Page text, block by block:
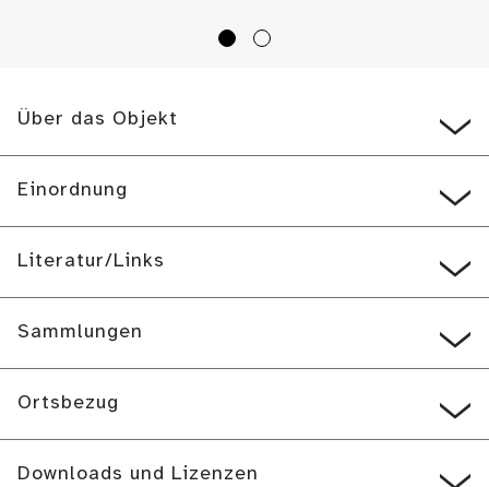
Über das Objekt
Einordnung
Literatur/Links
Sammlungen
Ortsbezug
Downloads und Lizenzen